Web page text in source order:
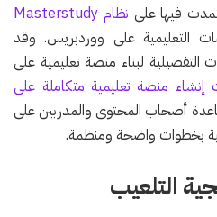
فيها على
نظام Masterstudy
التعليمية على ووردبريس. وقد
التفصيلية لبناء منصة تعليمية على
منصة تعليمية متكاملة على
أصحاب المحتوى والمدربين على
بخطوات واضحة ومنظمة.